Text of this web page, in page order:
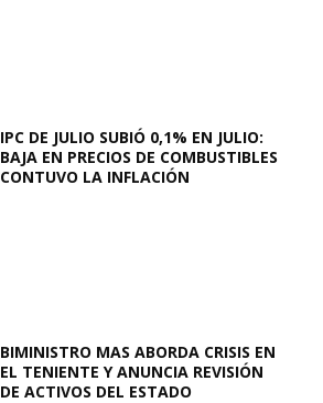
IPC DE JULIO SUBIÓ 0,1% EN JULIO:
BAJA EN PRECIOS DE COMBUSTIBLES
CONTUVO LA INFLACIÓN
BIMINISTRO MAS ABORDA CRISIS EN
EL TENIENTE Y ANUNCIA REVISIÓN
DE ACTIVOS DEL ESTADO